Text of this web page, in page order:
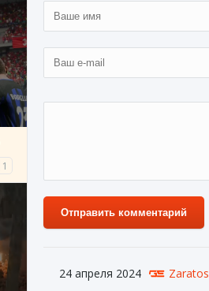
1
Отправить комментарий
24 апреля 2024 Zaratos